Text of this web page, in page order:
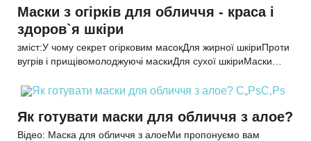
Маски з огірків для обличчя - краса і
здоров`я шкіри
зміст:У чому секрет огірковим масокДля жирної шкіриПроти
вугрів і прищівомолоджуючі маскиДля сухої шкіриМаски…
Як готувати маски для обличчя з алое?
Відео: Маска для обличчя з алоеМи пропонуємо вам